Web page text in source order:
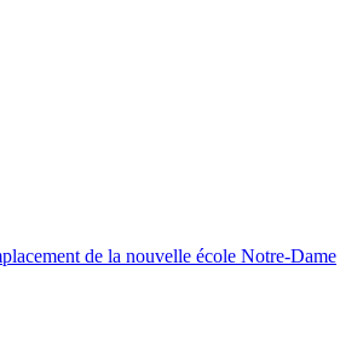
de la nouvelle école Notre-Dame